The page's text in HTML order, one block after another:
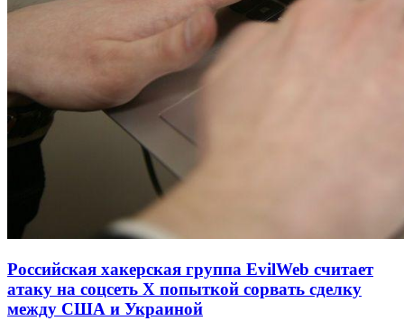
Российская хакерская группа EvilWeb считает
атаку на соцсеть Х попыткой сорвать сделку
между США и Украиной